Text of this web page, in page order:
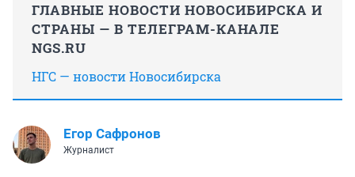
ГЛАВНЫЕ НОВОСТИ НОВОСИБИРСКА И
СТРАНЫ — В ТЕЛЕГРАМ-КАНАЛЕ
NGS.RU
НГС — новости Новосибирска
Егор Сафронов
Журналист